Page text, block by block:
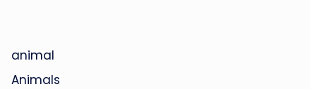
animal
Animals